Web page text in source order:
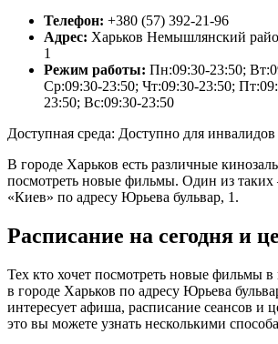
Телефон: +380 (57) 392-21-96
Адрес: Харьков Немышлянский
1
Режим работы: Пн:09:30-23:50;
Ср:09:30-23:50; Чт:09:30-23:50;
23:50; Вс:09:30-23:50
Доступная среда: Доступно для инвалидов
В городе Харьков есть различные
посмотреть новые фильмы. Один из таких
«Киев» по адресу Юрьева бульвар, 1.
Расписание на сегодня и
Тех кто хочет посмотреть новые фильмы в
в городе Харьков по адресу Юрьева
интересует афиша, расписание сеансов и
это вы можете узнать несколькими